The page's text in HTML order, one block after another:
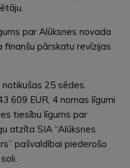
par Alūksnes novada
finanšu pārskatu revīzijas
25 sēdes.
609 EUR, 4 nomas līgumi
tiesību līgums par
atzīta SIA “Alūksnes
pašvaldībai piederošo